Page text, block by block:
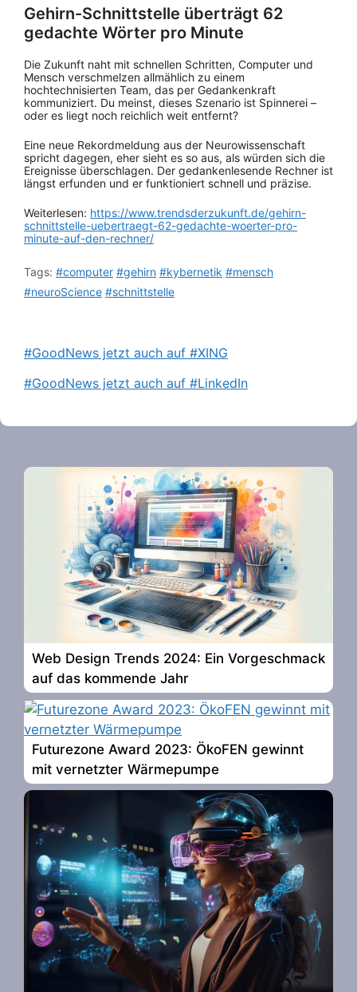
Gehirn-Schnittstelle überträgt 62
gedachte Wörter pro Minute
Die Zukunft naht mit schnellen Schritten, Computer und
Mensch verschmelzen allmählich zu einem
hochtechnisierten Team, das per Gedankenkraft
kommuniziert. Du meinst, dieses Szenario ist Spinnerei –
oder es liegt noch reichlich weit entfernt?
Eine neue Rekordmeldung aus der Neurowissenschaft
spricht dagegen, eher sieht es so aus, als würden sich die
Ereignisse überschlagen. Der gedankenlesende Rechner ist
längst erfunden und er funktioniert schnell und präzise.
Weiterlesen: https://www.trendsderzukunft.de/gehirn-
schnittstelle-uebertraegt-62-gedachte-woerter-pro-
minute-auf-den-rechner/
Tags: #computer #gehirn #kybernetik #mensch
#neuroScience #schnittstelle
#GoodNews jetzt auch auf #XING
#GoodNews jetzt auch auf #LinkedIn
Web Design Trends 2024: Ein Vorgeschmack
auf das kommende Jahr
Futurezone Award 2023: ÖkoFEN gewinnt
mit vernetzter Wärmepumpe